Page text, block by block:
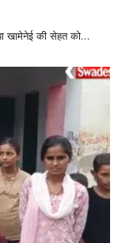
खामेनेई की सेहत को…